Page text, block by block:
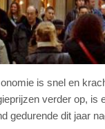
is snel en
verder op,
gedurende dit jaar